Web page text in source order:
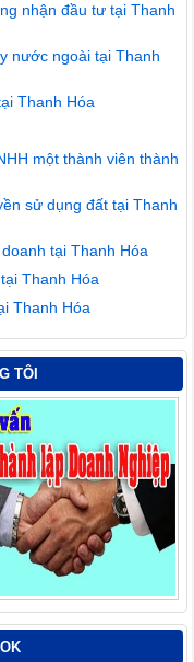
nhận đầu tư tại Thanh
nước ngoài tại Thanh
Thanh Hóa
một thành viên thành
sử dụng đất tại Thanh
tại Thanh Hóa
Thanh Hóa
Thanh Hóa
TÔI